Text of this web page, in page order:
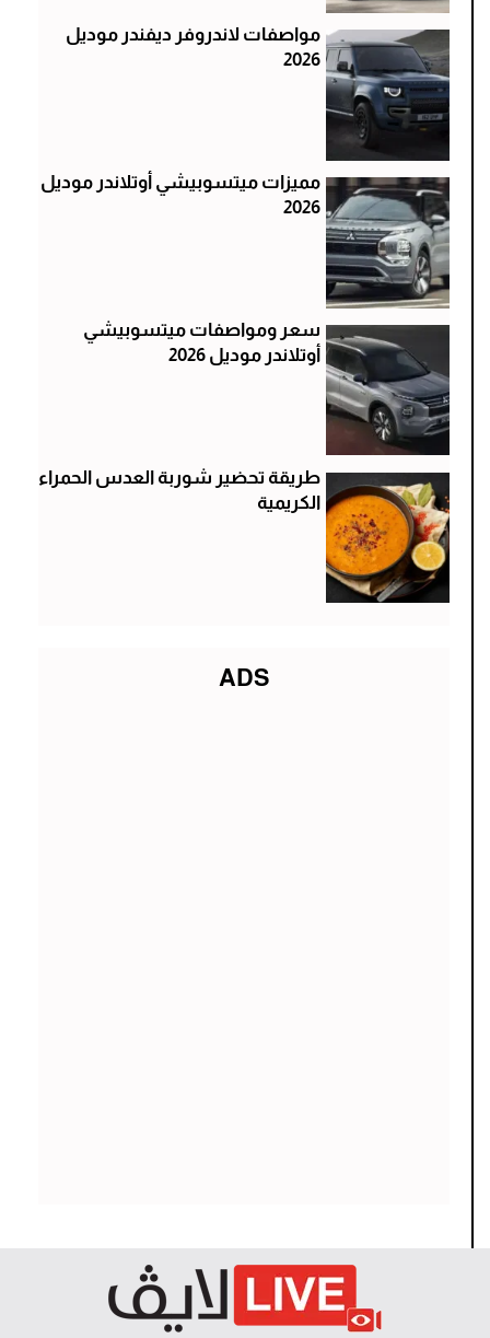
مواصفات لاندروفر ديفندر موديل
2026
مميزات ميتسوبيشي أوتلاندر موديل
2026
سعر ومواصفات ميتسوبيشي
أوتلاندر موديل 2026
طريقة تحضير شوربة العدس الحمراء
الكريمية
ADS